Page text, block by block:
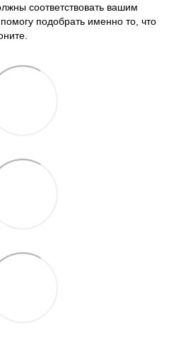
соответствовать вашим
подобрать именно то, что